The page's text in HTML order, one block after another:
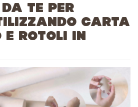
TE PER
CARTA
E ROTOLI IN